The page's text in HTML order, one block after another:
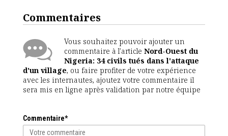
Commentaires
Vous souhaitez pouvoir ajouter un
commentaire à l'article Nord-Ouest du
Nigeria: 34 civils tués dans l'attaque
d'un village, ou faire profiter de votre expérience
avec les internautes, ajoutez votre commentaire il
sera mis en ligne après validation par notre équipe
Commentaire*